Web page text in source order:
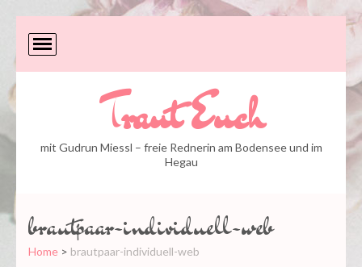
Traut Euch
mit Gudrun Miessl – freie Rednerin am Bodensee und im
Hegau
brautpaar-individuell-web
Home > brautpaar-individuell-web